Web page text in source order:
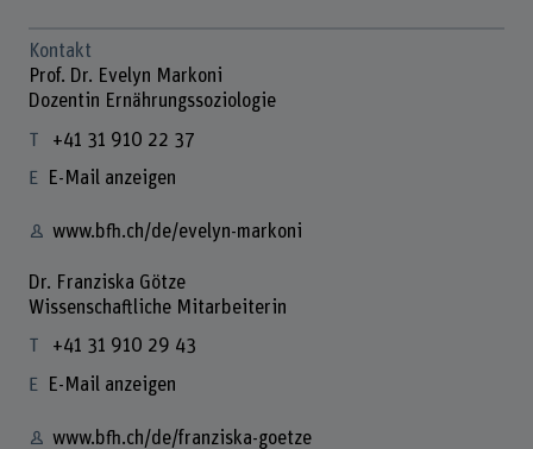
Kontakt
Prof. Dr. Evelyn Markoni
Dozentin Ernährungssoziologie
+41 31 910 22 37
E-Mail anzeigen
www.bfh.ch/de/evelyn-markoni
Dr. Franziska Götze
Wissenschaftliche Mitarbeiterin
+41 31 910 29 43
E-Mail anzeigen
www.bfh.ch/de/franziska-goetze